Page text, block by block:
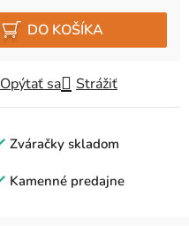
DO KOŠÍKA
Opýtať sa Strážiť
Zváračky skladom
Kamenné predajne